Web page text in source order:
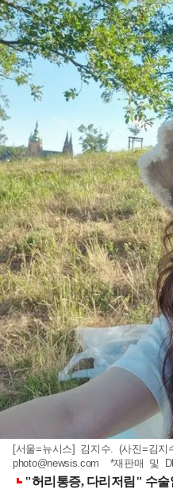
[서울=뉴시스] 김지수. (사진=김지
photo@newsis.com *재판매 및